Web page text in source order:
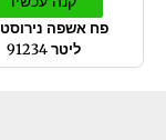
ליטר 91234